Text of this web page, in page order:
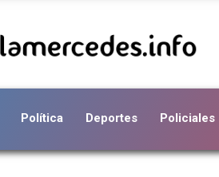
Política Deportes Policiales